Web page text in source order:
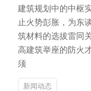
建筑规划中的中枢
止火势彭胀，为东
筑材料的选拔雷同
高建筑举座的防火
须
新闻动态